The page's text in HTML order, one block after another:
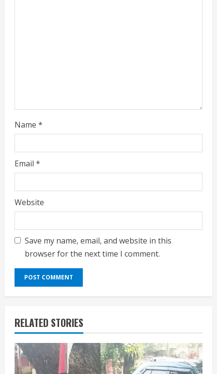
Name *
Email *
Website
Save my name, email, and website in this
browser for the next time I comment.
RELATED STORIES